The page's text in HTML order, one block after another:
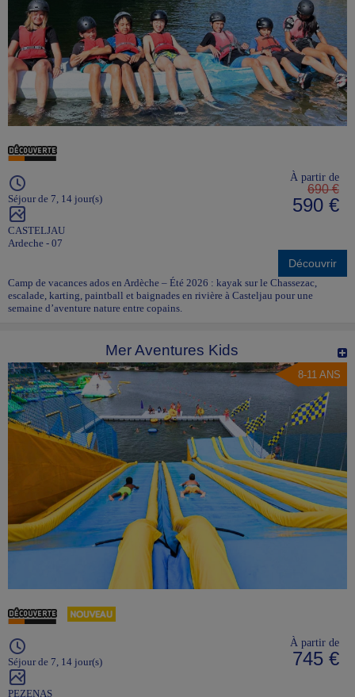
Séjour de 7, 14 jour(s)
CASTELJAU
Ardeche - 07
À partir de
690 €
590 €
Découvrir
Camp de vacances ados en Ardèche – Été 2026 : kayak sur le Chassezac,
escalade, karting, paintball et baignades en rivière à Casteljau pour une
semaine d’aventure nature entre copains.
Mer Aventures Kids
8-11 ANS
Séjour de 7, 14 jour(s)
PEZENAS
À partir de
745 €